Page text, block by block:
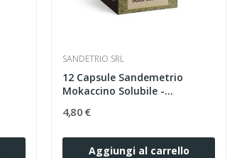
SANDETRIO SRL
12 Capsule Sandemetrio
Mokaccino Solubile -...
4,80 €
Aggiungi al carrello